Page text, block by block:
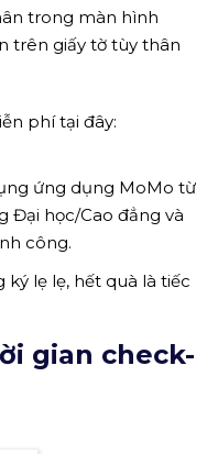
trong màn hình
trên giấy tờ tùy thân
phí tại đây:
ứng dụng MoMo từ
Đại học/Cao đẳng và
công.
ký lẹ lẹ, hết quà là tiếc
gian check-